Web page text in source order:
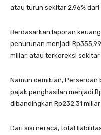
atau turun sekitar 2,96%
Berdasarkan laporan
penurunan menjadi
miliar, atau terkoreksi sekitar
Namun demikian,
pajak penghasilan menjadi
dibandingkan Rp232,31
Dari sisi neraca, total